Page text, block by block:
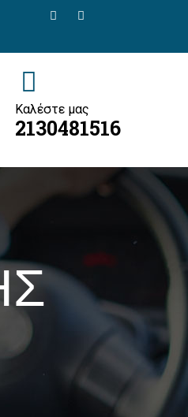
Καλέστε μας
2130481516